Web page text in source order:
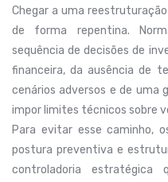
Chegar a uma
de forma repentina.
sequência de decisões de
financeira, da ausência de
cenários adversos e de uma
impor limites técnicos sobre
Para evitar esse caminho,
postura preventiva e
controladoria estratégica